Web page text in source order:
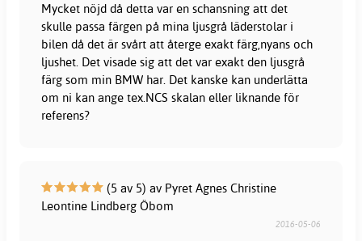
Mycket nöjd då detta var en schansning att det
skulle passa färgen på mina ljusgrå läderstolar i
bilen då det är svårt att återge exakt färg,nyans och
ljushet. Det visade sig att det var exakt den ljusgrå
färg som min BMW har. Det kanske kan underlätta
om ni kan ange tex.NCS skalan eller liknande för
referens?
(5 av 5) av Pyret Agnes Christine
Leontine Lindberg Öbom
2016-05-06